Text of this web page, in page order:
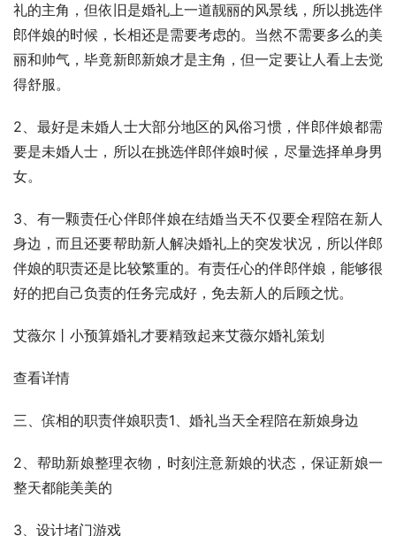
礼的主角，但依旧是婚礼上一道靓丽的风景线，所以挑选伴
郎伴娘的时候，长相还是需要考虑的。当然不需要多么的美
丽和帅气，毕竟新郎新娘才是主角，但一定要让人看上去觉
得舒服。
2、最好是未婚人士大部分地区的风俗习惯，伴郎伴娘都需
要是未婚人士，所以在挑选伴郎伴娘时候，尽量选择单身男
女。
3、有一颗责任心伴郎伴娘在结婚当天不仅要全程陪在新人
身边，而且还要帮助新人解决婚礼上的突发状况，所以伴郎
伴娘的职责还是比较繁重的。有责任心的伴郎伴娘，能够很
好的把自己负责的任务完成好，免去新人的后顾之忧。
艾薇尔丨小预算婚礼才要精致起来艾薇尔婚礼策划
查看详情
三、傧相的职责伴娘职责1、婚礼当天全程陪在新娘身边
2、帮助新娘整理衣物，时刻注意新娘的状态，保证新娘一
整天都能美美的
3、设计堵门游戏